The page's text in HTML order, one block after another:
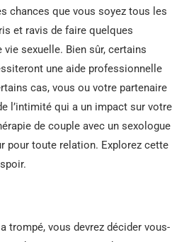
chances que vous soyez tous les
et ravis de faire quelques
sexuelle. Bien sûr, certains
une aide professionnelle
cas, vous ou votre partenaire
l’intimité qui a un impact sur votre
de couple avec un sexologue
pour toute relation. Explorez cette
trompé, vous devrez décider vous-